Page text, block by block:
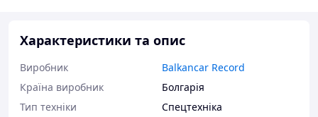
Характеристики та опис
Виробник
Balkancar Record
Країна виробник
Болгарія
Тип техніки
Спецтехніка